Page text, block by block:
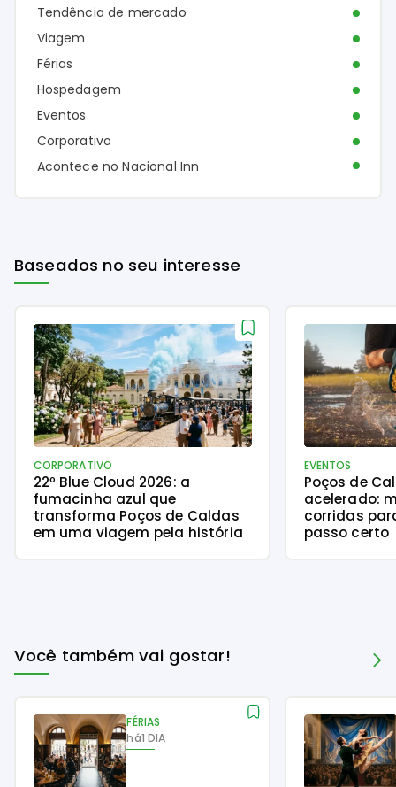
Tendência de mercado
Viagem
Férias
Hospedagem
Eventos
Corporativo
Acontece no Nacional Inn
Baseados no seu interesse
CORPORATIVO
22º Blue Cloud 2026: a
fumacinha azul que
transforma Poços de Caldas
em uma viagem pela história
EVENTOS
Poços de
acelerado:
corridas
passo certo
Você também vai gostar!
FÉRIAS
há1 DIA